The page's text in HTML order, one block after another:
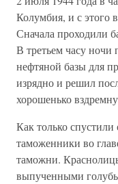
Колумбия, и с этого
Сначала проходили
В третьем часу ночи
нефтяной базы для
изрядно и решил
хорошенько
Как только
таможенники во
таможни.
выпученными